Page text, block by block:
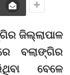
ଜିଲ୍ଲାପାଳ
ବଲାଙ୍ଗିର
ବେଳେ